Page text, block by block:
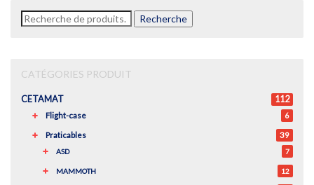
Recherche
pour :
Recherche
CATÉGORIES PRODUIT
CETAMAT 112
Flight-case 6
Praticables 39
ASD 7
MAMMOTH 12